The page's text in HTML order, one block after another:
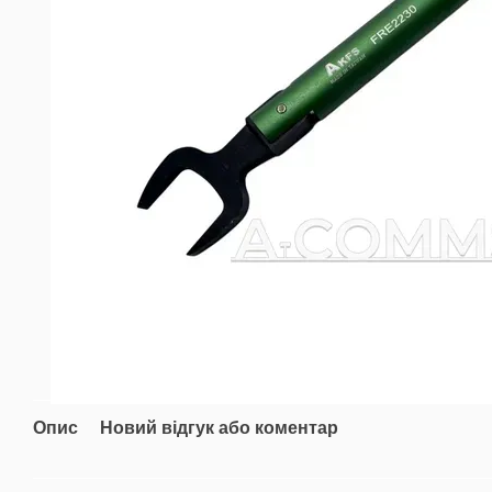
Опис Новий відгук або коментар